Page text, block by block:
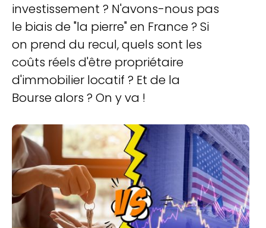
investissement ? N'avons-nous pas
le biais de "la pierre" en France ? Si
on prend du recul, quels sont les
coûts réels d'être propriétaire
d'immobilier locatif ? Et de la
Bourse alors ? On y va !